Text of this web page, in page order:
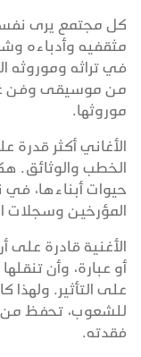
كل مجتمع يرى
مثقفيه وأدباءه
في تراثه وموروثه
من موسيقى وفن
موروثها.
الأغاني أكثر قدرة
الخطب والوثائق.
حيوات أبناءها،
المؤرخين وسجلات
الأغنية قادرة
أو عبارة، وأن
على التأثير.
للشعوب، تحفظ من
فقدته.